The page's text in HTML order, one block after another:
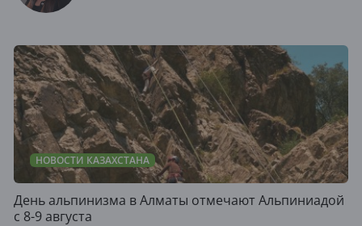
НОВОСТИ КАЗАХСТАНА
День альпинизма в Алматы отмечают Альпиниадой
с 8-9 августа